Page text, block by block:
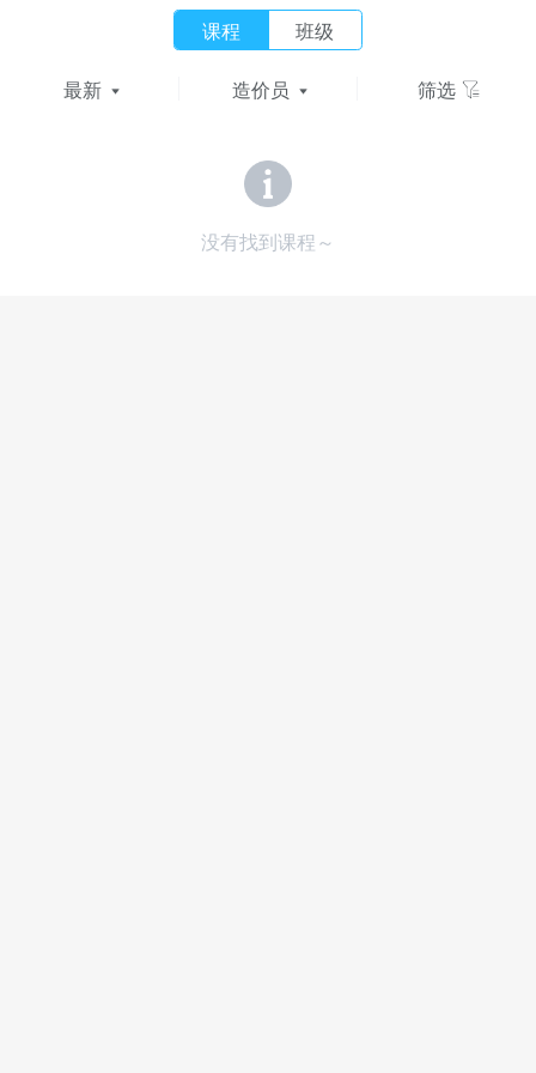
课程 班级
最新 造价员 筛选
没有找到课程～